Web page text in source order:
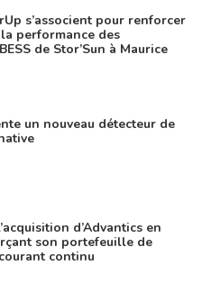
s’associent pour renforcer
performance des
de Stor’Sun à Maurice
un nouveau détecteur de
d’Advantics en
son portefeuille de
continu